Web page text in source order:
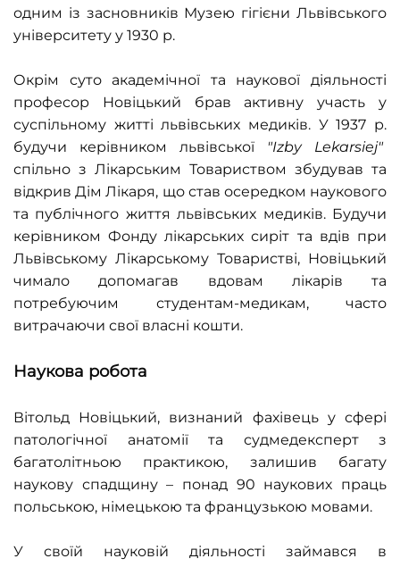
одним із засновників Музею гігієни Львівського
університету у 1930 р.
Окрім суто академічної та наукової діяльності
професор Новіцький брав активну участь у
суспільному житті львівських медиків. У 1937 р.
будучи керівником львівської "Izby Lekarsiej"
спільно з Лікарським Товариством збудував та
відкрив Дім Лікаря, що став осередком наукового
та публічного життя львівських медиків. Будучи
керівником Фонду лікарських сиріт та вдів при
Львівському Лікарському Товаристві, Новіцький
чимало допомагав вдовам лікарів та
потребуючим студентам-медикам, часто
витрачаючи свої власні кошти.
Наукова робота
Вітольд Новіцький, визнаний фахівець у сфері
патологічної анатомії та судмедексперт з
багатолітньою практикою, залишив багату
наукову спадщину – понад 90 наукових праць
польською, німецькою та французькою мовами.
У своїй науковій діяльності займався в